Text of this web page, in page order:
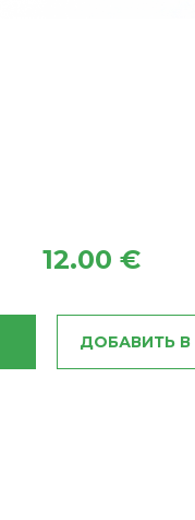
12.00 €
ДОБАВИТЬ